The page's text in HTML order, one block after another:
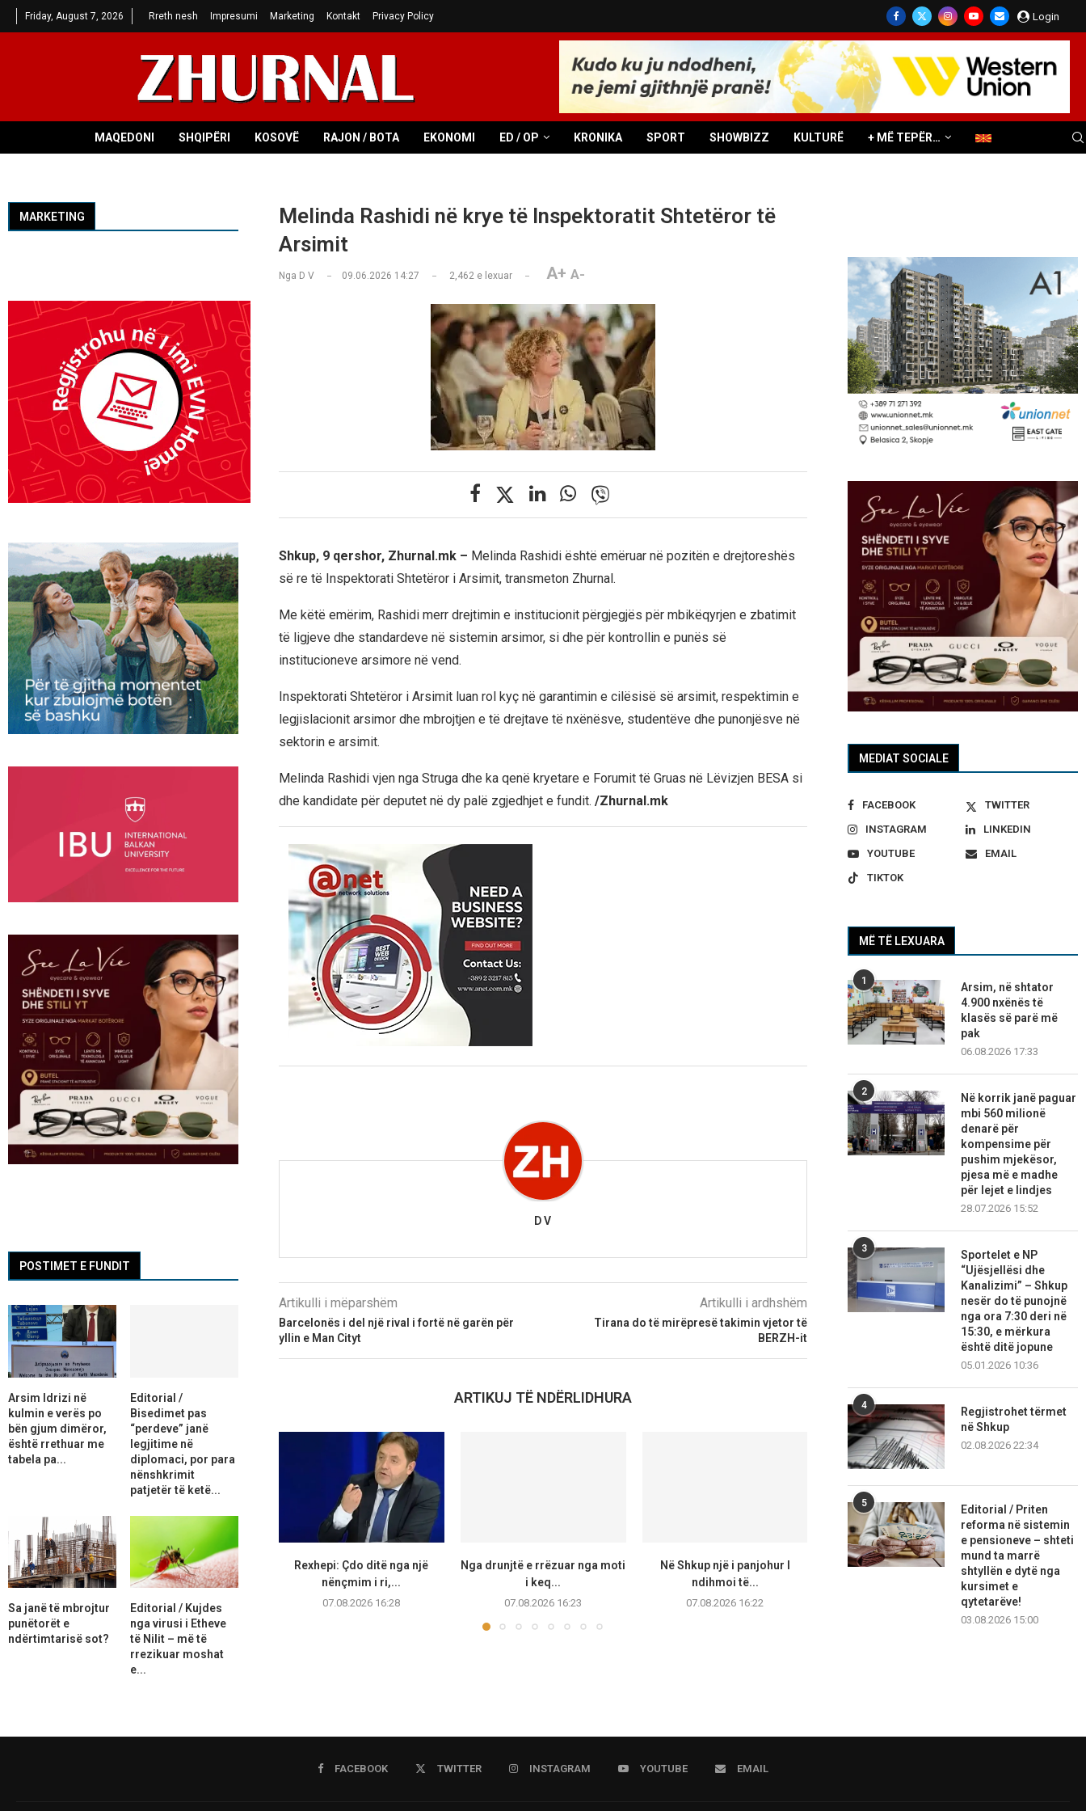
Friday, August 7, 2026 Rreth nesh Impresumi Marketing Kontakt Privacy Policy Login
MAQEDONI SHQIPËRI KOSOVË RAJON / BOTA EKONOMI ED / OP KRONIKA SPORT SHOWBIZZ KULTURË + MË TEPËR…
Melinda Rashidi në krye të Inspektoratit Shtetëror të
Arsimit
Nga D V 09.06.2026 14:27 2,462e lexuar A+ A-
Shkup, 9 qershor, Zhurnal.mk – Melinda Rashidi është emëruar në pozitën e drejtoreshës
së re të Inspektorati Shtetëror i Arsimit, transmeton Zhurnal.
Me këtë emërim, Rashidi merr drejtimin e institucionit përgjegjës për mbikëqyrjen e zbatimit
të ligjeve dhe standardeve në sistemin arsimor, si dhe për kontrollin e punës së
institucioneve arsimore në vend.
Inspektorati Shtetëror i Arsimit luan rol kyç në garantimin e cilësisë së arsimit, respektimin e
legjislacionit arsimor dhe mbrojtjen e të drejtave të nxënësve, studentëve dhe punonjësve në
sektorin e arsimit.
Melinda Rashidi vjen nga Struga dhe ka qenë kryetare e Forumit të Gruas në Lëvizjen BESA si
dhe kandidate për deputet në dy palë zgjedhjet e fundit. /Zhurnal.mk
D V
Artikulli i mëparshëm
Barcelonës i del një rival i fortë në garën për
yllin e Man Cityt
Artikulli i ardhshëm
Tirana do të mirëpresë takimin vjetor të
BERZH-it
ARTIKUJ TË NDËRLIDHURA
Rexhepi: Çdo ditë nga një
nënçmim i ri,...
07.08.2026 16:28
Nga drunjtë e rrëzuar nga moti
i keq...
07.08.2026 16:23
Në Shkup një i panjohur I
ndihmoi të...
07.08.2026 16:22
Ulet numri i pacientëve në
Gostivar: Rastet mund...
MEDIAT SOCIALE
FACEBOOK
TWITTER
INSTAGRAM
LINKEDIN
YOUTUBE
EMAIL
TIKTOK
MË TË LEXUARA
1
Arsim, në shtator
4.900 nxënës të
klasës së parë më
pak
06.08.2026 17:33
2
Në korrik janë paguar
mbi 560 milionë
denarë për
kompensime për
pushim mjekësor,
pjesa më e madhe
për lejet e lindjes
28.07.2026 15:52
3
Sportelet e NP
“Ujësjellësi dhe
Kanalizimi” – Shkup
nesër do të punojnë
nga ora 7:30 deri në
15:30, e mërkura
është ditë jopune
05.01.2026 10:36
4
Regjistrohet tërmet
në Shkup
02.08.2026 22:34
5
Editorial / Priten
reforma në sistemin
e pensioneve – shteti
mund ta marrë
shtyllën e dytë nga
kursimet e
qytetarëve!
03.08.2026 15:00
MARKETING
POSTIMET E FUNDIT
Arsim Idrizi në
kulmin e verës po
bën gjum dimëror,
është rrethuar me
tabela pa...
Editorial /
Bisedimet pas
“perdeve” janë
legjitime në
diplomaci, por para
nënshkrimit
patjetër të ketë...
Sa janë të mbrojtur
punëtorët e
ndërtimtarisë sot?
Editorial / Kujdes
nga virusi i Etheve
të Nilit – më të
rrezikuar moshat
e...
FACEBOOK TWITTER INSTAGRAM YOUTUBE EMAIL